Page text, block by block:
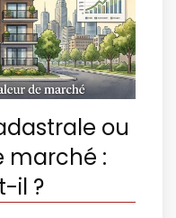
ou
marché :
il ?